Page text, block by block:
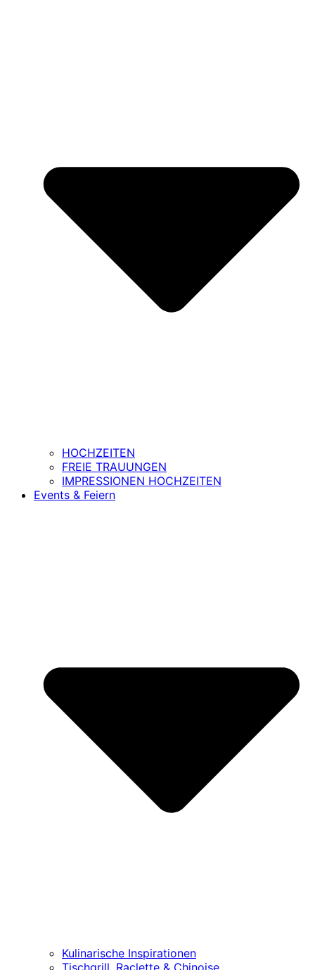
HOCHZEITEN
FREIE TRAUUNGEN
IMPRESSIONEN HOCHZEITEN
Events & Feiern
Kulinarische Inspirationen